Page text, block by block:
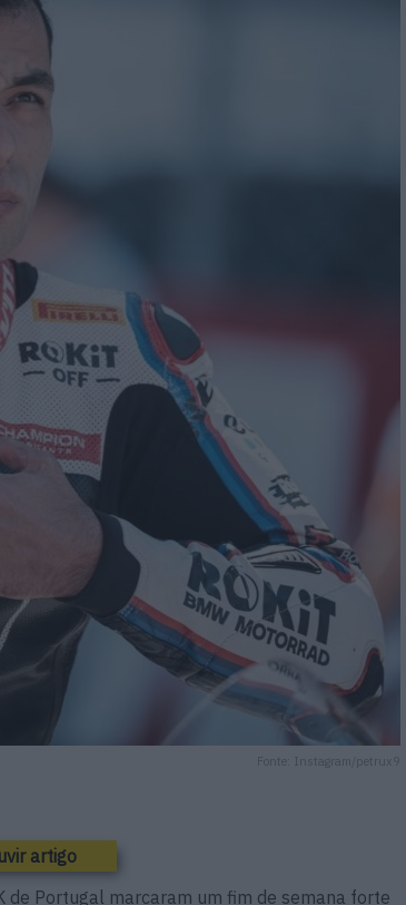
Fonte: Instagram/petrux9
artigo
de Portugal marcaram um fim de semana forte